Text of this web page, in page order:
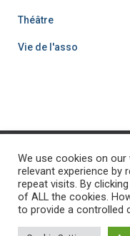
Théâtre
Vie de l'asso
ACCUEIL
ACTUALITÉS
We use cookies on
relevant experience by
repeat visits. By
of ALL the cookies.
to provide a controlled